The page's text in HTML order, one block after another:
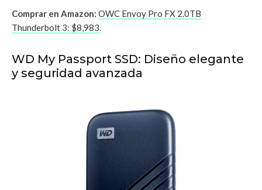
Comprar en Amazon: OWC Envoy Pro FX 2.0TB
Thunderbolt 3: $8,983.
WD My Passport SSD: Diseño elegante
y seguridad avanzada